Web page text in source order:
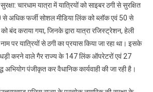
चारधाम यात्रा में यात्रियों को साइबर ठगी से सुरक्षित
फर्जी सोशल मीडिया लिंक को ब्लॉक एवं 50 से
बंद कराया गया, जिनके द्वारा यात्रा रजिस्ट्रेशन, हेली
पर यात्रियों से ठगी का प्रयास किया जा रहा था। इसके
करने वाले गैर राज्य के 147 लिंक ऑपरेटरों एवं 27
अभियोग पंजीकृत कर वैधानिक कार्यवाही की जा रही है।